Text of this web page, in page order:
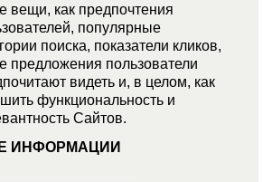
вещи, как предпочтения
популярные
поиска, показатели кликов,
предложения пользователи
видеть и, в целом, как
функциональность и
Сайтов.
ИНФОРМАЦИИ